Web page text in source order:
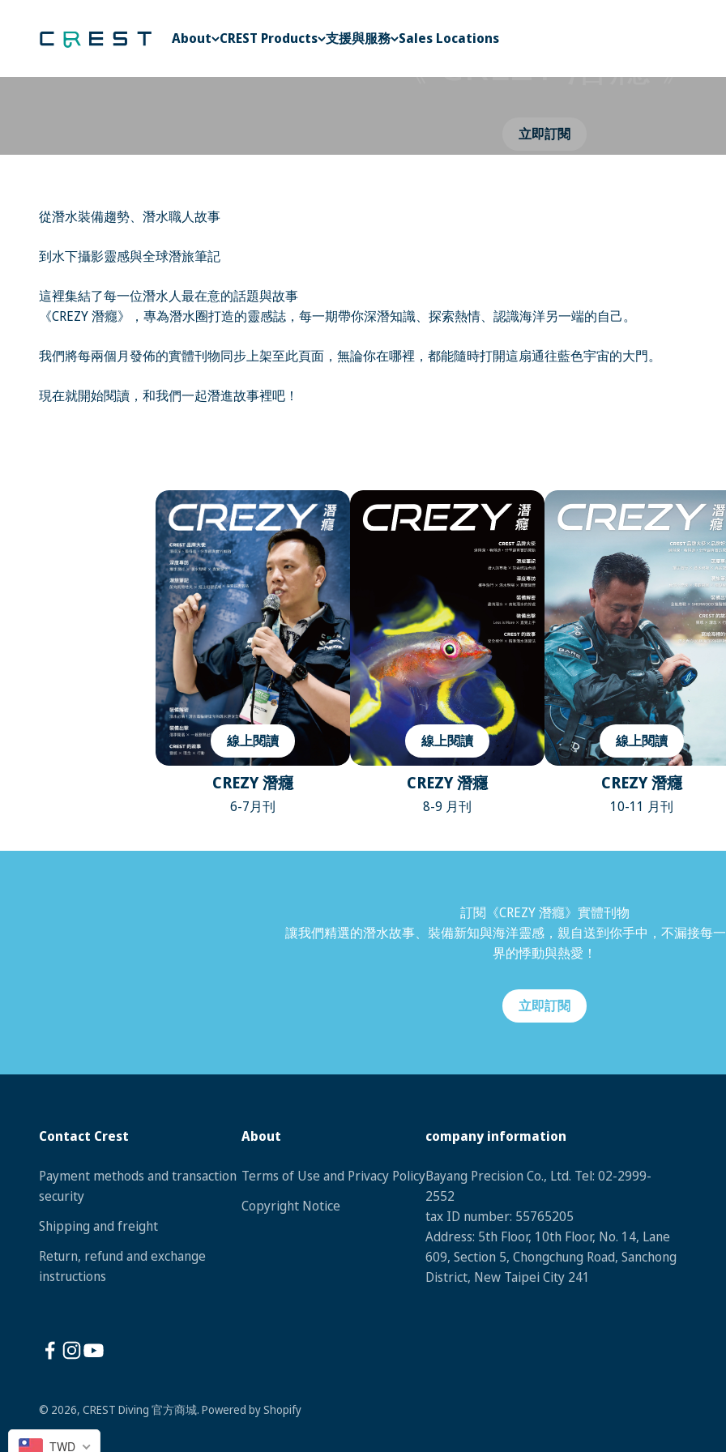
About CREST Products 支援與服務 Sales Locations
CREST Diving 官方商城 《 CREZY 潛癮 》
立即訂閱
從潛水裝備趨勢、潛水職人故事
到水下攝影靈感與全球潛旅筆記
這裡集結了每一位潛水人最在意的話題與故事
《CREZY 潛癮》，專為潛水圈打造的靈感誌，每一期帶你深潛知識、探索熱情、認識海洋另一端的自己。
我們將每兩個月發佈的實體刊物同步上架至此頁面，無論你在哪裡，都能隨時打開這扇通往藍色宇宙的大門。
現在就開始閱讀，和我們一起潛進故事裡吧！
線上閱讀
CREZY 潛癮
6-7月刊
線上閱讀
CREZY 潛癮
8-9 月刊
線上閱讀
CREZY 潛癮
10-11 月刊
訂閱《CREZY 潛癮》實體刊物
讓我們精選的潛水故事、裝備新知與海洋靈感，親自送到你手中，不漏接每
界的悸動與熱愛！
立即訂閱
Contact Crest
Payment methods and transaction
security
Shipping and freight
Return, refund and exchange
instructions
About
Terms of Use and Privacy Policy
Copyright Notice
company information
Bayang Precision Co., Ltd. Tel: 02-2999-
2552
tax ID number: 55765205
Address: 5th Floor, 10th Floor, No. 14, Lane
609, Section 5, Chongchung Road, Sanchong
District, New Taipei City 241
© 2026, CREST Diving 官方商城. Powered by Shopify
TWD